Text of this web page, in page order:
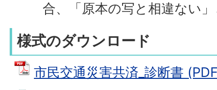
合、「原本の写と相違ない
様式のダウンロード
市民交通災害共済_診断書